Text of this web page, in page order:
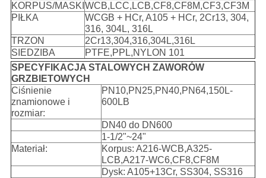
KORPUS/MASKI WCB,LCC,LCB,CF8,CF8M,CF3,CF3M
PIŁKA
WCGB + HCr, A105 + HCr, 2Cr13, 304,
316, 304L, 316L
TRZON
2Cr13,304,316,304L,316L
SIEDZIBA
PTFE,PPL,NYLON 101
SPECYFIKACJA STALOWYCH ZAWORÓW
GRZBIETOWYCH
Ciśnienie
znamionowe i
rozmiar:
PN10,PN25,PN40,PN64,150L-
600LB
DN40 do DN600
1-1/2"~24"
Materiał:
Korpus: A216-WCB,A325-
LCB,A217-WC6,CF8,CF8M
Dysk: A105+13Cr, SS304, SS316